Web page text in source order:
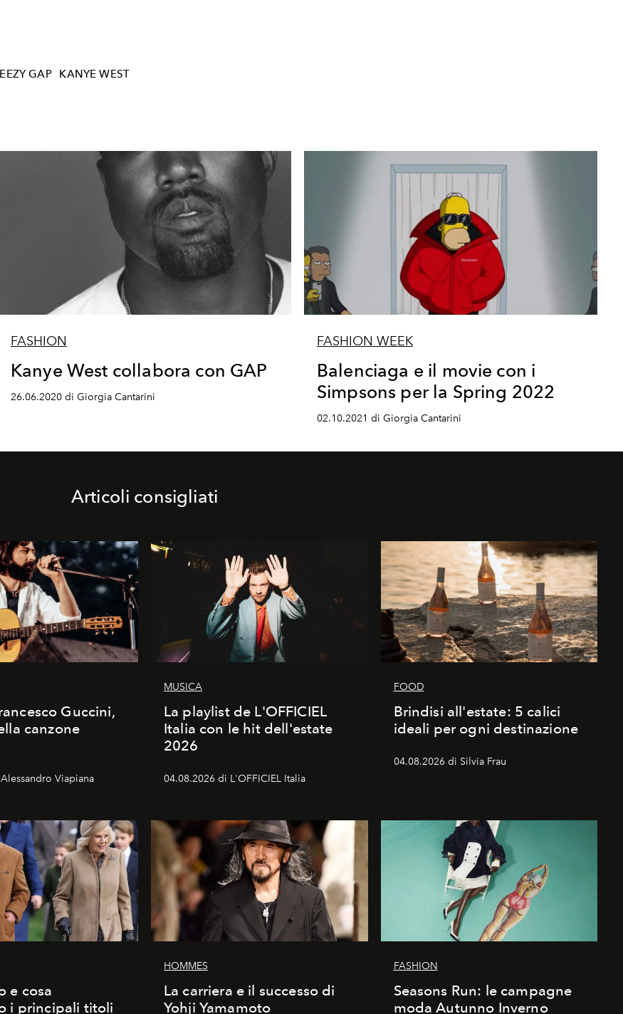
GAP KANYE WEST
FASHION
Kanye West collabora con GAP
26.06.2020 di Giorgia Cantarini
FASHION WEEK
Balenciaga e il movie con i
Simpsons per la Spring 2022
02.10.2021 di Giorgia Cantarini
Articoli consigliati
Guccini,
canzone
Viapiana
MUSICA
La playlist de L'OFFICIEL
Italia con le hit dell'estate
2026
04.08.2026 di L'OFFICIEL Italia
FOOD
Brindisi all'estate: 5 calici
ideali per ogni destinazione
04.08.2026 di Silvia Frau
e cosa
i principali titoli
HOMMES
La carriera e il successo di
Yohji Yamamoto
FASHION
Seasons Run: le campagne
moda Autunno Inverno